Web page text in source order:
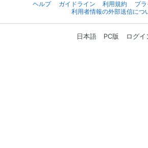
ヘルプ
ガイドライン 利用規約
プ
利用者情報の外部送信につ
日本語 PC版 ログイ